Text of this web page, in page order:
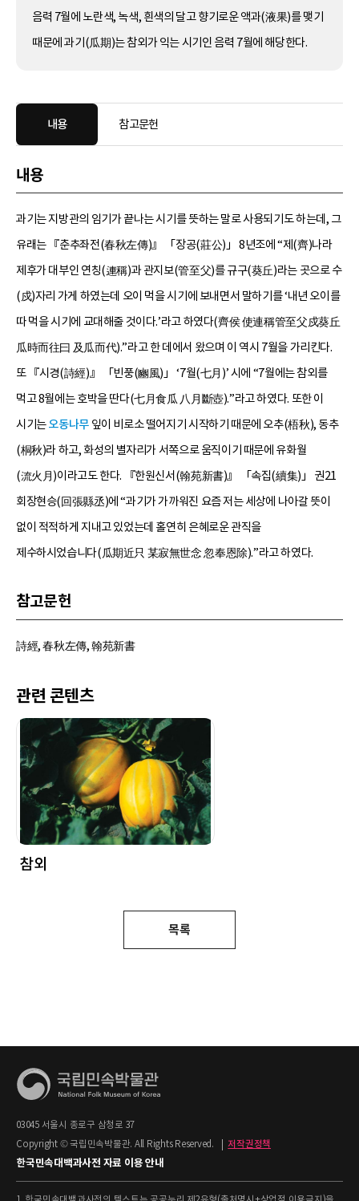
음력 7월에 노란색, 녹색, 흰색의 달고 향기로운 액과(液果)를 맺기
때문에 과기(瓜期)는 참외가 익는 시기인 음력 7월에 해당한다.
내용 참고문헌
내용
과기는 지방관의 임기가 끝나는 시기를 뜻하는 말로 사용되기도 하는데, 그
유래는 『춘추좌전(春秋左傳)』 「장공(莊公)」 8년조에 “제(齊)나라
제후가 대부인 연칭(連稱)과 관지보(管至父)를 규구(葵丘)라는 곳으로 수
(戍)자리 가게 하였는데 오이 먹을 시기에 보내면서 말하기를 ‘내년 오이를
따 먹을 시기에 교대해줄 것이다.’라고 하였다(齊侯 使連稱管至父戍葵丘
瓜時而往曰 及瓜而代).”라고 한 데에서 왔으며 이 역시 7월을 가리킨다.
또 『시경(詩經)』 「빈풍(豳風)」 ‘7월(七月)’ 시에 “7월에는 참외를
먹고 8월에는 호박을 딴다(七月食瓜 八月斷壺).”라고 하였다. 또한 이
시기는오동나무잎이 비로소 떨어지기 시작하기 때문에 오추(梧秋), 동추
(桐秋)라 하고, 화성의 별자리가 서쪽으로 움직이기 때문에 유화월
(流火月)이라고도 한다. 『한원신서(翰苑新書)』 「속집(續集)」 권21
회장현승(回張縣丞)에 “과기가 가까워진 요즘 저는 세상에 나아갈 뜻이
없이 적적하게 지내고 있었는데 홀연히 은혜로운 관직을
제수하시었습니다(瓜期近只 某寂無世念 忽奉恩除).”라고 하였다.
참고문헌
詩經, 春秋左傳, 翰苑新書
관련 콘텐츠
참외
목록
03045 서울시 종로구 삼청로 37
Copyright © 국립민속박물관. All Rights Reserved.
저작권정책
한국민속대백과사전 자료 이용 안내